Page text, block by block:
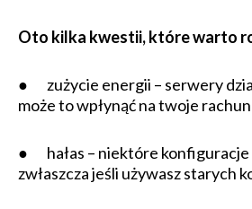
Oto kilka kwestii, które warto
● zużycie energii – serwery
może to wpłynąć na twoje
● hałas – niektóre konfiguracje
zwłaszcza jeśli używasz starych